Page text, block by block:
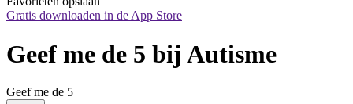
Gratis downloaden in de App Store
Geef me de 5 bij Autisme
Geef me de 5